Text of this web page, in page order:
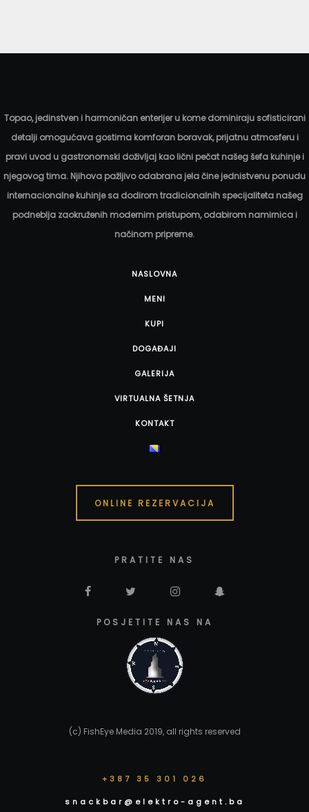
Topao, jedinstven i harmoničan enterijer u kome dominiraju sofisticirani
detalji omogućava gostima komforan boravak, prijatnu atmosferu i
pravi uvod u gastronomski doživljaj kao lični pečat našeg šefa kuhinje i
njegovog tima. Njihova pažljivo odabrana jela čine jednistvenu ponudu
internacionalne kuhinje sa dodirom tradicionalnih specijaliteta našeg
podneblja zaokruženih modernim pristupom, odabirom namirnica i
načinom pripreme.
NASLOVNA
MENI
KUPI
DOGAĐAJI
GALERIJA
VIRTUALNA ŠETNJA
KONTAKT
ONLINE REZERVACIJA
PRATITE NAS
POSJETITE NAS NA
(c) FishEye Media 2019, all rights reserved
+387 35 301 026
snackbar@elektro-agent.ba